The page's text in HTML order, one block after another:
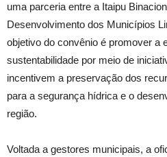
uma parceria entre a Itaipu
Desenvolvimento dos Municípios
objetivo do convênio é promover a
sustentabilidade por meio de
incentivem a preservação dos
para a segurança hídrica e o
região.
Voltada a gestores municipais, a